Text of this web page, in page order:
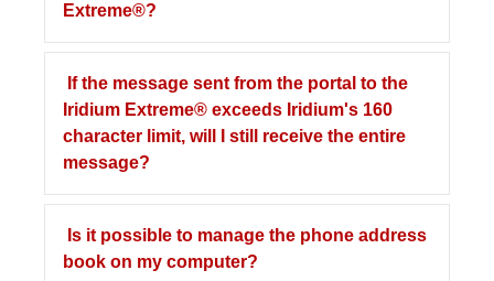
Extreme®?
If the message sent from the portal to the
Iridium Extreme® exceeds Iridium's 160
character limit, will I still receive the entire
message?
Is it possible to manage the phone address
book on my computer?